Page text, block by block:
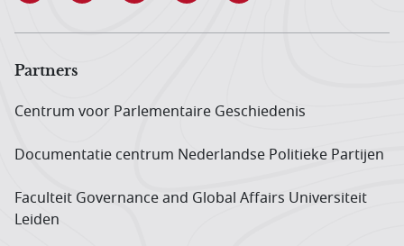
Partners
Centrum voor Parlementaire Geschiedenis
Documentatie centrum Neder­landse Politieke Partijen
Faculteit Governance and Global Affairs Universiteit
Leiden